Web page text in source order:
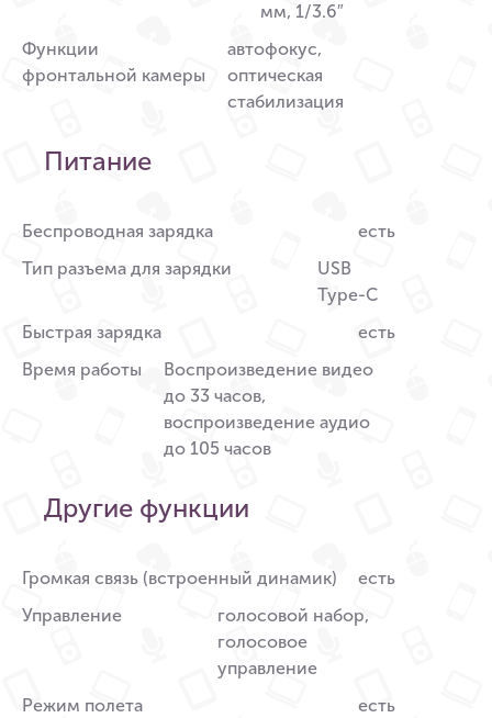
мм, 1/3.6″
Функции
фронтальной камеры
автофокус,
оптическая
стабилизация
Питание
Беспроводная зарядка
есть
Тип разъема для зарядки
USB
Type-C
Быстрая зарядка
есть
Время работы
Воспроизведение видео
до 33 часов,
воспроизведение аудио
до 105 часов
Другие функции
Громкая связь (встроенный динамик)
есть
Управление
голосовой набор,
голосовое
управление
Режим полета
есть